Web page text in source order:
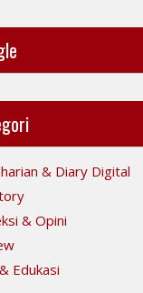
& Diary Digital
& Opini
Edukasi